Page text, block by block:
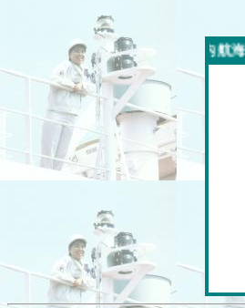
今週の「内航海運新聞」